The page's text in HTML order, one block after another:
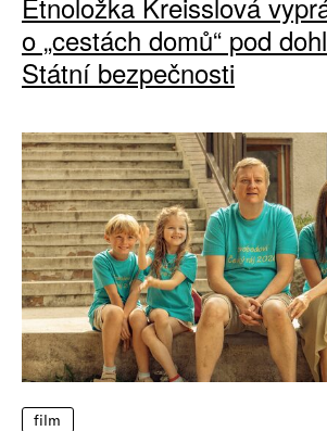
o „cestách domů“ pod
Státní bezpečnosti
film